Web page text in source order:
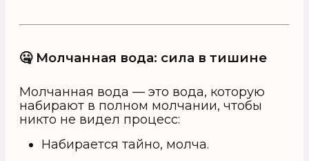
🤐 Молчанная вода: сила в тишине
Молчанная вода — это вода, которую
набирают в полном молчании, чтобы
никто не видел процесс:
Набирается тайно, молча.